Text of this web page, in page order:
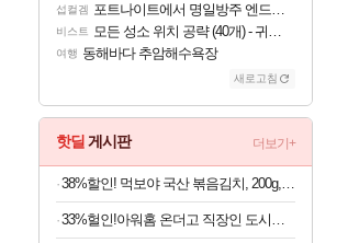
섭컬겜 포트나이트에서 명일방주 엔드필드 [펠리카] 판매 예정
비스트 모든 성소 위치 공략 (40개) - 귀환한 영혼 도전과제
여행 동해바다 추암해수욕장
새로고침
핫딜 게시판 더보기+
38%할인! 먹보야 국산 볶음김치, 200g, 8봉
33%헐인!아워홈 온더고 직장인 도시락 BEST 6종, 290g, 6팩